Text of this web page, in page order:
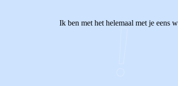
Ik ben met het helemaal met je eens